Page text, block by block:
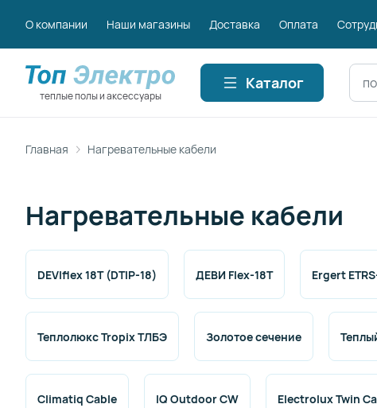
О компании Наши магазины Доставка Оплата
теплые полы и аксессуары
Каталог
Главная Нагревательные кабели
Нагревательные кабели
DEVIflex 18T (DTIP-18) ДЕВИ Flex-18T Ergert
Теплолюкс Tropix ТЛБЭ Золотое сечение
Climatiq Cable IQ Outdoor CW Electrolux Twin